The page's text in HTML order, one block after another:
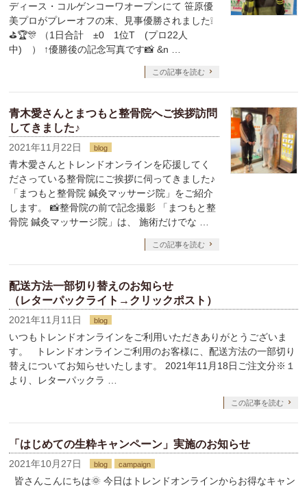
ディース・コルゲンコーワオープンにて 笹原優
美プロがプレーオフの末、見事優勝されました❕
⛳🏆🎊 （1日合計 ±0 1位T (プロ22人
中) ） ↑優勝後の記念写真です📸 &n …
この記事を読む
青木愛さんとまつもと整骨院へご挨拶訪問
してきました♪
2021年11月22日 blog
青木愛さんとトレンドオンラインを応援してく
ださっている整骨院にご挨拶に伺ってきました♪
「まつもと整骨院 鍼灸マッサージ院」をご紹介
します。 📸整骨院の前で記念撮影 「まつもと整
骨院 鍼灸マッサージ院」は、 施術だけでな …
この記事を読む
配送方法一部切り替えのお知らせ
（レターパックライト→クリックポスト）
2021年11月11日 blog
いつもトレンドオンラインをご利用いただきありがとうございま
す。 トレンドオンラインご利用のお客様に、配送方法の一部切り
替えについてお知らせいたします。 2021年11月18日ご注文分※１
より、レターパックラ …
この記事を読む
「はじめての生粋キャンペーン」実施のお知らせ
2021年10月27日 blog campaign
皆さんこんにちは🌞 今日はトレンドオンラインからお得なキャン